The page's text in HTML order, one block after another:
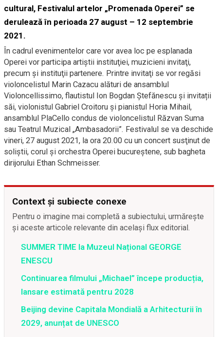
cultural, Festivalul artelor „Promenada Operei” se
derulează în perioada 27 august – 12 septembrie
2021.
În cadrul evenimentelor care vor avea loc pe esplanada
Operei vor participa artiştii instituţiei, muzicieni invitaţi,
precum şi instituţii partenere. Printre invitaţi se vor regăsi
violoncelistul Marin Cazacu alături de ansamblul
Violoncellissimo, flautistul Ion Bogdan Ștefănescu și invitații
săi, violonistul Gabriel Croitoru și pianistul Horia Mihail,
ansamblul PlaCello condus de violoncelistul Răzvan Suma
sau Teatrul Muzical „Ambasadorii”. Festivalul se va deschide
vineri, 27 august 2021, la ora 20.00 cu un concert susţinut de
soliştii, corul şi orchestra Operei bucureştene, sub bagheta
dirijorului Ethan Schmeisser.
Context și subiecte conexe
Pentru o imagine mai completă a subiectului, urmărește
și aceste articole relevante din același flux editorial.
SUMMER TIME la Muzeul Național GEORGE
ENESCU
Continuarea filmului „Michael” începe producția,
lansare estimată pentru 2028
Beijing devine Capitala Mondială a Arhitecturii în
2029, anunțat de UNESCO